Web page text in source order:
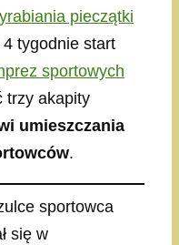
pieczątki
tygodnie start
sportowych
trzy akapity
umieszczania
.
się w